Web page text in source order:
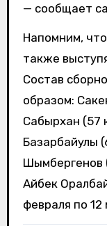
— сообщает
Напомним,
также
Состав
образом:
Сабырхан (57
Базарбайулы
Шымбергенов
Айбек
февраля по 12